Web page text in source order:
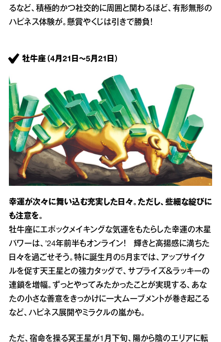
るなど、積極的かつ社交的に周囲と関わるほど、有形無形の
ハピネス体験が。懸賞やくじは引きで勝負！
牡牛座（4月21日～5月21日）
幸運が次々に舞い込む充実した日々。ただし、些細な綻びに
も注意を。
牡牛座にエポックメイキングな気運をもたらした幸運の木星
パワーは、’24年前半もオンライン！ 輝きと高揚感に満ちた
日々を過ごせそう。特に誕生月の5月までは、アップサイク
ルを促す天王星との強力タッグで、サプライズ＆ラッキーの
連鎖を増幅。ずっとやってみたかったことが実現する、あな
たの小さな善意をきっかけに一大ムーブメントが巻き起こる
など、ハピネス展開やミラクルの嵐かも。
ただ、宿命を操る冥王星が1月下旬、陽から陰のエリアに転